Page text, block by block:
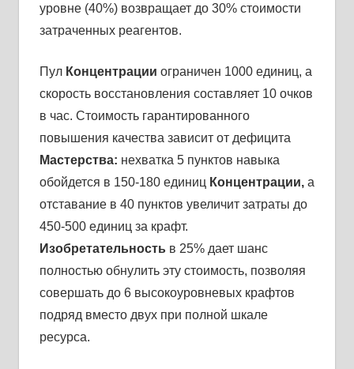
уровне (40%) возвращает до 30% стоимости
затраченных реагентов.
Пул Концентрации ограничен 1000 единиц, а
скорость восстановления составляет 10 очков
в час. Стоимость гарантированного
повышения качества зависит от дефицита
Мастерства: нехватка 5 пунктов навыка
обойдется в 150-180 единиц Концентрации,а
отставание в 40 пунктов увеличит затраты до
450-500 единиц за крафт.
Изобретательностьв 25% дает шанс
полностью обнулить эту стоимость, позволяя
совершать до 6 высокоуровневых крафтов
подряд вместо двух при полной шкале
ресурса.